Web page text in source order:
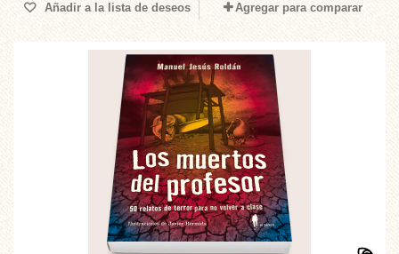
Añadir a la lista de deseos Agregar para comparar